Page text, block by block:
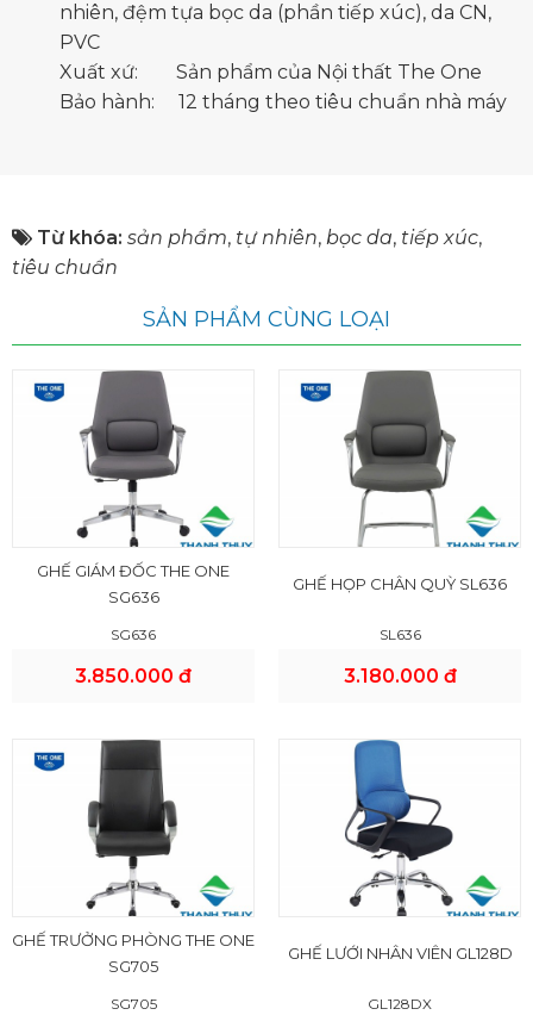
nhiên, đệm tựa bọc da (phần tiếp xúc), da CN,
PVC
Xuất xứ: Sản phẩm của Nội thất The One
Bảo hành: 12 tháng theo tiêu chuẩn nhà máy
Từ khóa: sản phẩm, tự nhiên, bọc da, tiếp xúc,
tiêu chuẩn
SẢN PHẨM CÙNG LOẠI
GHẾ GIÁM ĐỐC THE ONE
SG636
SG636
3.850.000 đ
GHẾ HỌP CHÂN QUỲ SL636
SL636
3.180.000 đ
GHẾ TRƯỞNG PHÒNG THE ONE
SG705
SG705
GHẾ LƯỚI NHÂN VIÊN GL128D
GL128DX